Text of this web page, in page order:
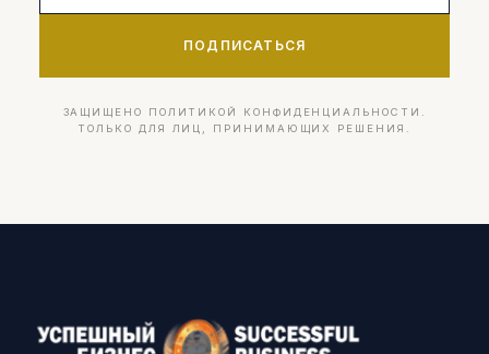
ПОДПИСАТЬСЯ
ЗАЩИЩЕНО ПОЛИТИКОЙ КОНФИДЕНЦИАЛЬНОСТИ.
ТОЛЬКО ДЛЯ ЛИЦ, ПРИНИМАЮЩИХ РЕШЕНИЯ.